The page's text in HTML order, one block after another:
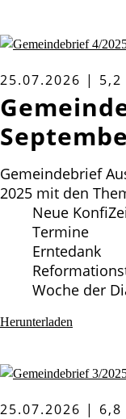
25.07.2026 | 5,2
Gemeindebrief
2025 mit den
Neue
Termine
Erntedank
Woche der
Herunterladen
25.07.2026 | 6,8